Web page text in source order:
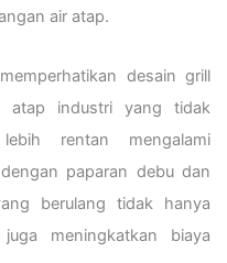
air atap.
desain grill
atap industri yang tidak
rentan mengalami
paparan debu dan
berulang tidak hanya
meningkatkan biaya